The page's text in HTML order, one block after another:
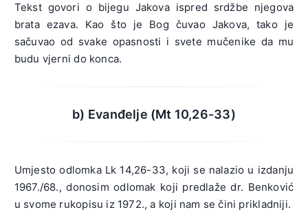
Tekst govori o bijegu Jakova ispred srdžbe njegova
brata ezava. Kao što je Bog čuvao Jakova, tako je
sačuvao od svake opasnosti i svete mučenike da mu
budu vjerni do konca.
b) Evanđelje (Mt 10,26-33)
Umjesto odlomka Lk 14,26-33, koji se nalazio u izdanju
1967./68., donosim odlomak koji predlaže dr. Benković
u svome rukopisu iz 1972., a koji nam se čini prikladniji.